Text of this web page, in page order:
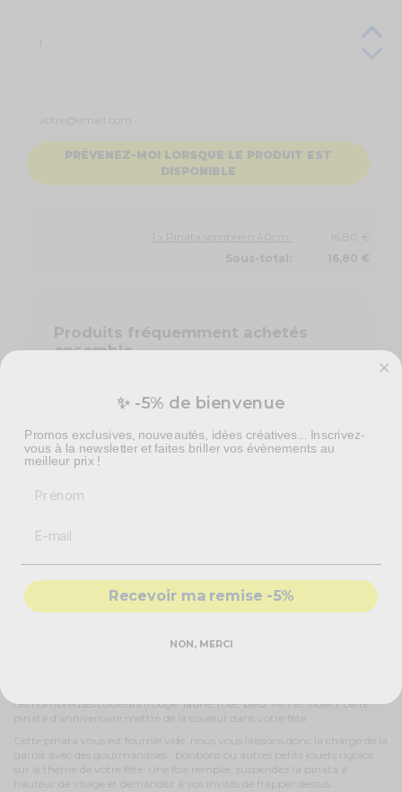
PRÉVENEZ-MOI LORSQUE LE PRODUIT EST
DISPONIBLE
1 x Pinata sombrero 40cm:
16,80 €
Sous-total:
16,80 €
Produits fréquemment achetés
ensemble
3,10 €
ces nombreuses couleurs (rouge, jaune, rose, bleu, vert et violet), cette
pinata d'anniversaire mettre de la couleur dans votre fête.
Cette pinata vous est fournie vide, nous vous laissons donc la charge de la
garnir avec des gourmandises : bonbons ou autres petits jouets rigolos
sur le thème de votre fête. Une fois remplie, suspendez la pinata à
hauteur de visage et demandez à vos invités de frapper dessus.
✨ -5% de bienvenue
Promos exclusives, nouveautés, idées créatives... Inscrivez-
vous à la newsletter et faites briller vos évènements au
meilleur prix !
Prénom
Recevoir ma remise -5%
NON, MERCI